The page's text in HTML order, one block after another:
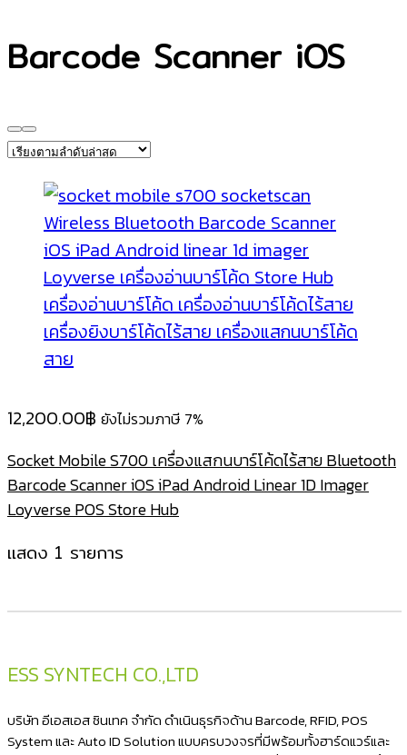
Barcode Scanner iOS
12,200.00฿ ยังไม่รวมภาษี 7%
Socket Mobile S700 เครื่องแสกนบาร์โค้ดไร้สาย Bluetooth
Barcode Scanner iOS iPad Android Linear 1D Imager
Loyverse POS Store Hub
แสดง 1 รายการ
ESS SYNTECH CO.,LTD
บริษัท อีเอสเอส ซินเทค จำกัด ดำเนินธุรกิจด้าน Barcode, RFID, POS
System และ Auto ID Solution แบบครบวงจรที่มีพร้อมทั้งฮาร์ดแวร์และ